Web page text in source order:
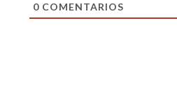
0COMENTARIOS